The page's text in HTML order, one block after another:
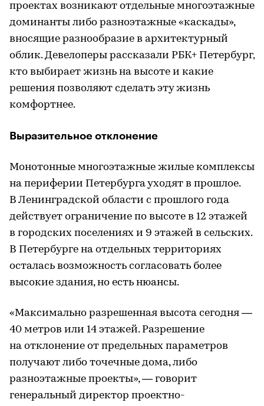
проектах возникают отдельные многоэтажные
доминанты либо разноэтажные «каскады»,
вносящие разнообразие в архитектурный
облик. Девелоперы рассказали РБК+ Петербург,
кто выбирает жизнь на высоте и какие
решения позволяют сделать эту жизнь
комфортнее.
Выразительное отклонение
Монотонные многоэтажные жилые комплексы
на периферии Петербурга уходят в прошлое.
В Ленинградской области с прошлого года
действует ограничение по высоте в 12 этажей
в городских поселениях и 9 этажей в сельских.
В Петербурге на отдельных территориях
осталась возможность согласовать более
высокие здания, но есть нюансы.
«Максимально разрешенная высота сегодня —
40 метров или 14 этажей. Разрешение
на отклонение от предельных параметров
получают либо точечные дома, либо
разноэтажные проекты», — говорит
генеральный директор проектно-